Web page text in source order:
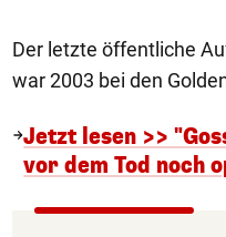
Der letzte öffentliche
war 2003 bei den
Jetzt lesen >>
vor dem Tod noch